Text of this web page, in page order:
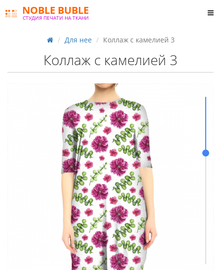
NOBLE BUBLE
СТУДИЯ ПЕЧАТИ НА ТКАНИ
Для нее Коллаж с камелией 3
Коллаж с камелией 3